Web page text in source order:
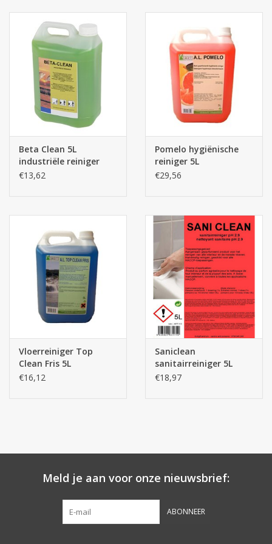
grafsteen en beelden)
metaal, glas en trespa, riet of golfplaten, grind of singels,
kunststof, bankirai …
Beta Clean 5L
industriële reiniger
€13,62
Pomelo hygiënische
reiniger 5L
€29,56
Vloerreiniger Top
Clean Fris 5L
€16,12
Saniclean
sanitairreiniger 5L
€18,97
Meld je aan voor onze nieuwsbrief:
ABONNEER